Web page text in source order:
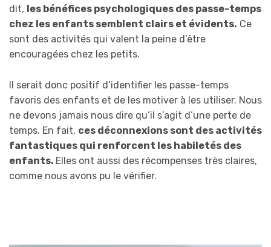
dit, les bénéfices psychologiques des passe-temps
chez les enfants semblent clairs et évidents. Ce
sont des activités qui valent la peine d’être
encouragées chez les petits.
Il serait donc positif d’identifier les passe-temps
favoris des enfants et de les motiver à les utiliser. Nous
ne devons jamais nous dire qu’il s’agit d’une perte de
temps. En fait, ces déconnexions sont des activités
fantastiques qui renforcent les habiletés des
enfants. Elles ont aussi des récompenses très claires,
comme nous avons pu le vérifier.